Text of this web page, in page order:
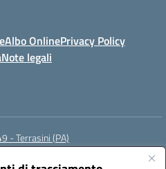
Albo OnlinePrivacy Policy
Note legali
- Terrasini (PA)